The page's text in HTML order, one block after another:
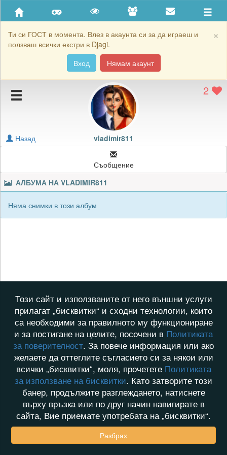
×
Ти си ГОСТ в момента. Влез в акаунта си за да играеш и
ползваш всички екстри в Djagi.
Вход
Нямам акаунт
Приятели
Хронология на игри
Подаръците на vladimir811
Картичките на vladimir811
Блокирай vladimir811
2
vladimir811
Назад
Съобщение
АЛБУМА НА VLADIMIR811
Няма снимки в този албум
Този сайт и използваните от него външни услуги
прилагат „бисквитки“ и сходни технологии, които
са необходими за правилното му функциониране
и за постигане на целите, посочени в Политиката
за поверителност. За повече информация или ако
желаете да оттеглите съгласието си за някои или
всички „бисквитки“, моля, прочетете Политиката
за използване на бисквитки. Като затворите този
банер, продължите разглеждането, натиснете
върху връзка или по друг начин навигирате в
сайта, Вие приемате употребата на „бисквитки“.
Разбрах